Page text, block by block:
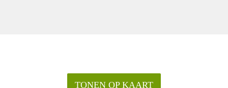
TONEN OP KAART